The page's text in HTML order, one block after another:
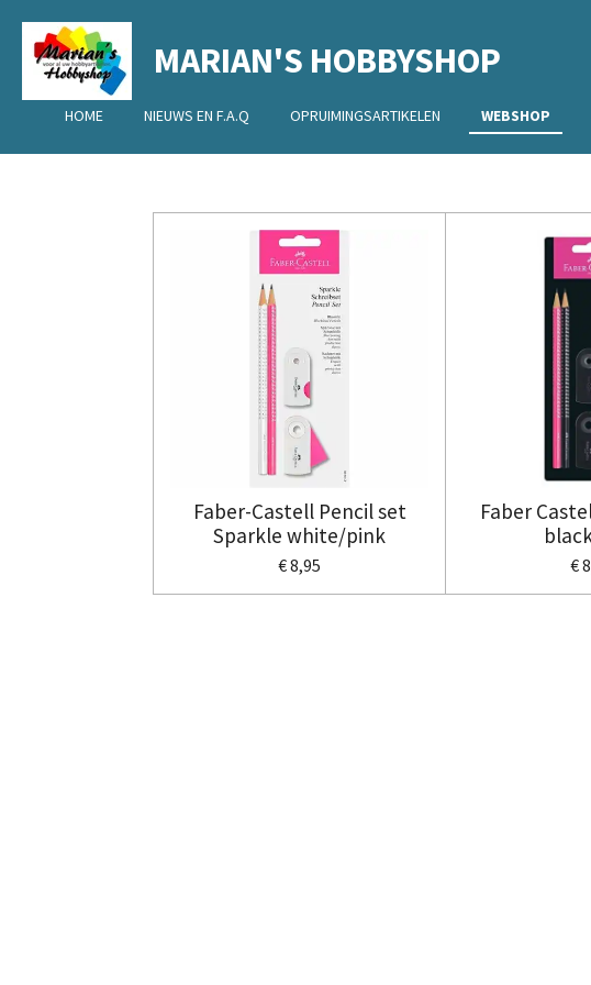
Ga
direct
naar
de
MARIAN'S HOBBYSHOP
HOME NIEUWS EN F.A.Q OPRUIMINGSARTIKELEN WEBSHOP
Faber-Castell Pencil set
Sparkle white/pink
€ 8,95
Faber
€